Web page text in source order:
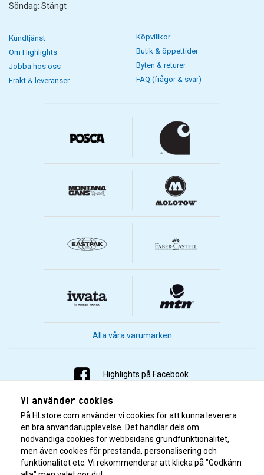
Söndag: Stängt
Kundtjänst
Om Highlights
Jobba hos oss
Frakt & leveranser
Köpvillkor
Butik & öppettider
Byten & returer
FAQ (frågor & svar)
Alla våra varumärken
Highlights på Facebook
Highlights på Instagram
Highlights på Youtube
Highlights på Tiktok
Vi använder cookies
På HLstore.com använder vi cookies för att kunna leverera
en bra användarupplevelse. Det handlar dels om
nödvändiga cookies för webbsidans grundfunktionalitet,
men även cookies för prestanda, personalisering och
funktionalitet etc. Vi rekommenderar att klicka på "Godkänn